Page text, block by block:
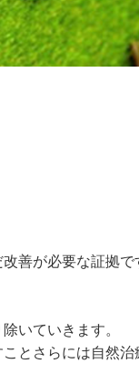
善が必要な証拠で
いていきます。
とさらには自然治